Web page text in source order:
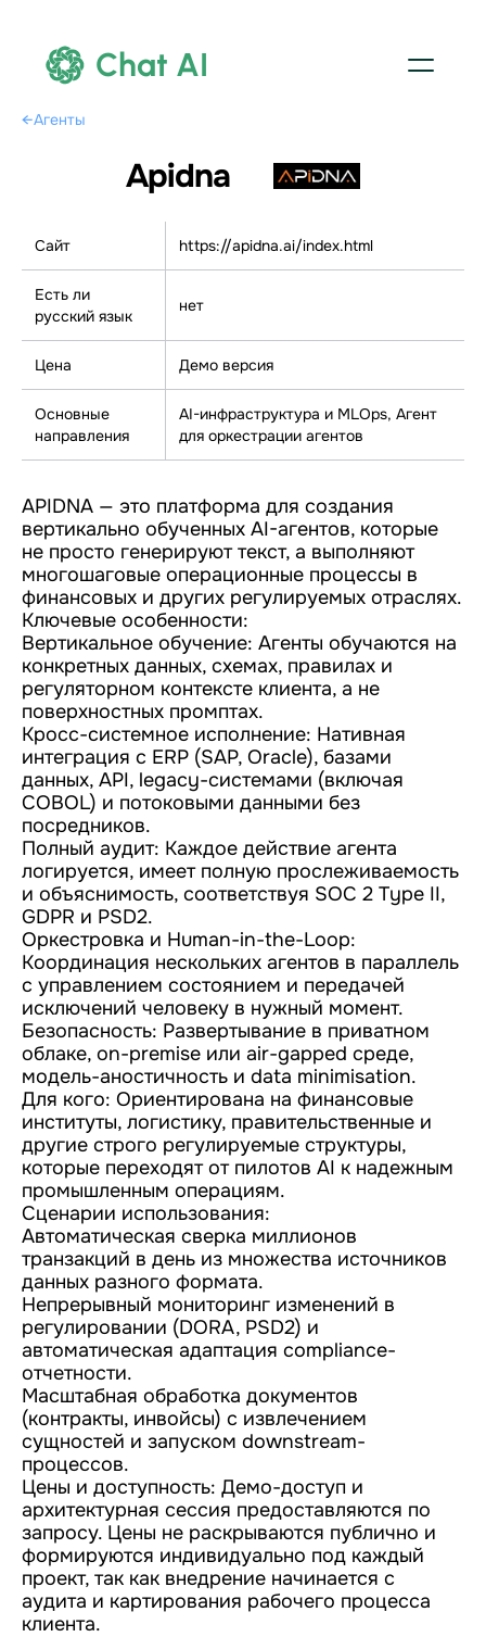
Chat AI
←Агенты
Apidna
Сайт https://apidna.ai/index.html
Есть ли
русский язык
нет
Цена Демо версия
Основные
направления
AI-инфраструктура и MLOps, Агент
для оркестрации агентов
APIDNA — это платформа для создания
вертикально обученных AI-агентов, которые
не просто генерируют текст, а выполняют
многошаговые операционные процессы в
финансовых и других регулируемых отраслях.
Ключевые особенности:
Вертикальное обучение: Агенты обучаются на
конкретных данных, схемах, правилах и
регуляторном контексте клиента, а не
поверхностных промптах.
Кросс-системное исполнение: Нативная
интеграция с ERP (SAP, Oracle), базами
данных, API, legacy-системами (включая
COBOL) и потоковыми данными без
посредников.
Полный аудит: Каждое действие агента
логируется, имеет полную прослеживаемость
и объяснимость, соответствуя SOC 2 Type II,
GDPR и PSD2.
Оркестровка и Human-in-the-Loop:
Координация нескольких агентов в параллель
с управлением состоянием и передачей
исключений человеку в нужный момент.
Безопасность: Развертывание в приватном
облаке, on-premise или air-gapped среде,
модель-аностичность и data minimisation.
Для кого: Ориентирована на финансовые
институты, логистику, правительственные и
другие строго регулируемые структуры,
которые переходят от пилотов AI к надежным
промышленным операциям.
Сценарии использования:
Автоматическая сверка миллионов
транзакций в день из множества источников
данных разного формата.
Непрерывный мониторинг изменений в
регулировании (DORA, PSD2) и
автоматическая адаптация compliance-
отчетности.
Масштабная обработка документов
(контракты, инвойсы) с извлечением
сущностей и запуском downstream-
процессов.
Цены и доступность: Демо-доступ и
архитектурная сессия предоставляются по
запросу. Цены не раскрываются публично и
формируются индивидуально под каждый
проект, так как внедрение начинается с
аудита и картирования рабочего процесса
клиента.